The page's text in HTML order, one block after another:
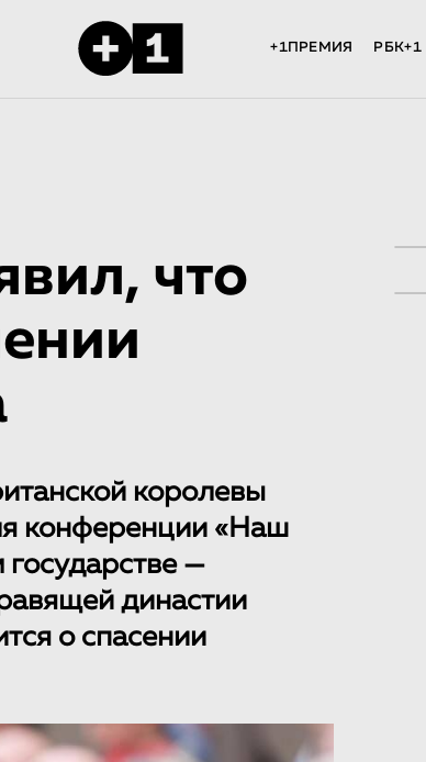
+1ПРЕМИЯ РБК+1
что
королевы
конференции «Наш
—
династии
о спасении